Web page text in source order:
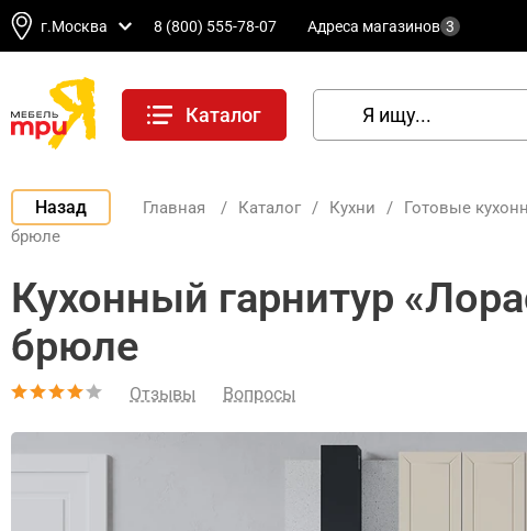
г.Москва 8 (800) 555-78-07 Адреса магазинов 3
Каталог
Назад Главная / Каталог / Кухни / Готовые
брюле
Кухонный гарнитур
брюле
Отзывы Вопросы